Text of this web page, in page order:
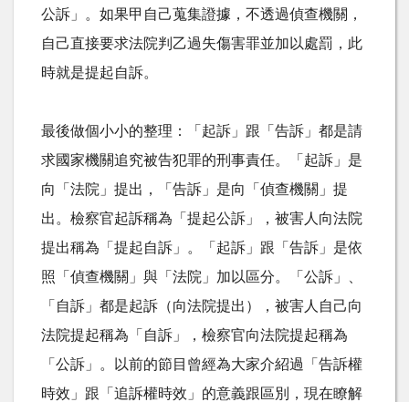
公訴」。如果甲自己蒐集證據，不透過偵查機關，
自己直接要求法院判乙過失傷害罪並加以處罰，此
時就是提起自訴。
最後做個小小的整理：「起訴」跟「告訴」都是請
求國家機關追究被告犯罪的刑事責任。「起訴」是
向「法院」提出，「告訴」是向「偵查機關」提
出。檢察官起訴稱為「提起公訴」，被害人向法院
提出稱為「提起自訴」。「起訴」跟「告訴」是依
照「偵查機關」與「法院」加以區分。「公訴」、
「自訴」都是起訴（向法院提出），被害人自己向
法院提起稱為「自訴」，檢察官向法院提起稱為
「公訴」。以前的節目曾經為大家介紹過「告訴權
時效」跟「追訴權時效」的意義跟區別，現在瞭解